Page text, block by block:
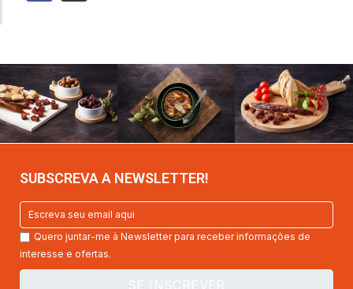
SUBSCREVA A NEWSLETTER!
Quero juntar-me à Newsletter para receber informações de
interesse e ofertas.